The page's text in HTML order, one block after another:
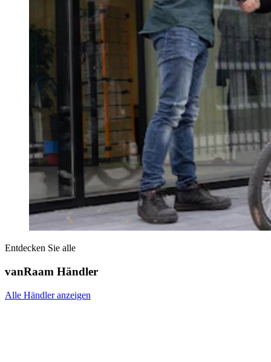
Entdecken Sie alle
vanRaam Händler
Alle Händler anzeigen